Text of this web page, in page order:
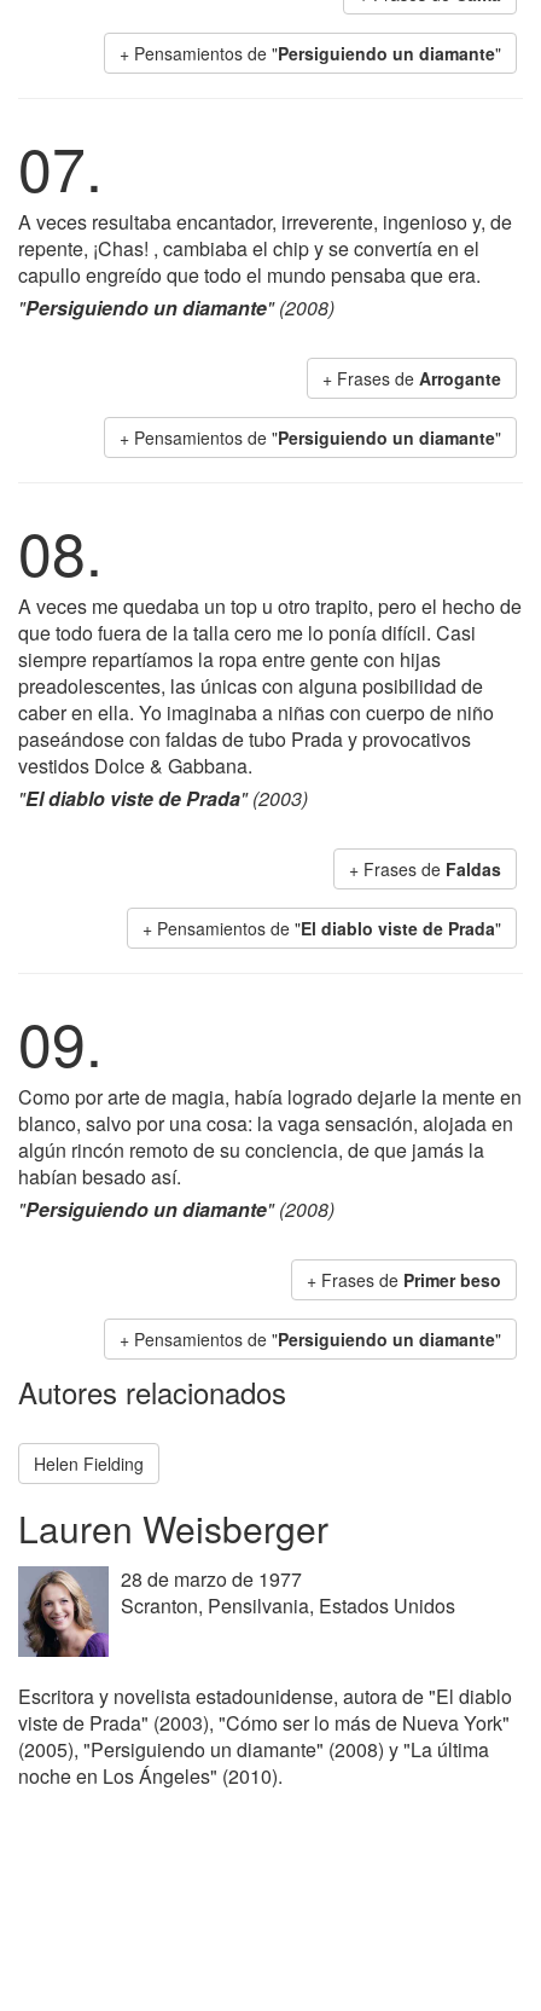
+ Pensamientos de "Persiguiendo un diamante"
07.
A veces resultaba encantador, irreverente, ingenioso y, de
repente, ¡Chas! , cambiaba el chip y se convertía en el
capullo engreído que todo el mundo pensaba que era.
"Persiguiendo un diamante" (2008)
+ Frases de Arrogante
+ Pensamientos de "Persiguiendo un diamante"
08.
A veces me quedaba un top u otro trapito, pero el hecho de
que todo fuera de la talla cero me lo ponía difícil. Casi
siempre repartíamos la ropa entre gente con hijas
preadolescentes, las únicas con alguna posibilidad de
caber en ella. Yo imaginaba a niñas con cuerpo de niño
paseándose con faldas de tubo Prada y provocativos
vestidos Dolce & Gabbana.
"El diablo viste de Prada" (2003)
+ Frases de Faldas
+ Pensamientos de "El diablo viste de Prada"
09.
Como por arte de magia, había logrado dejarle la mente en
blanco, salvo por una cosa: la vaga sensación, alojada en
algún rincón remoto de su conciencia, de que jamás la
habían besado así.
"Persiguiendo un diamante" (2008)
+ Frases de Primer beso
+ Pensamientos de "Persiguiendo un diamante"
Autores relacionados
Helen Fielding
Lauren Weisberger
28 de marzo de 1977
Scranton, Pensilvania, Estados Unidos
Escritora y novelista estadounidense, autora de "El diablo
viste de Prada" (2003), "Cómo ser lo más de Nueva York"
(2005), "Persiguiendo un diamante" (2008) y "La última
noche en Los Ángeles" (2010).